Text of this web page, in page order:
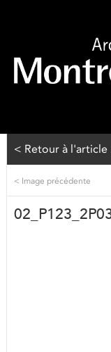
< Retour à l'article
< Image précédente